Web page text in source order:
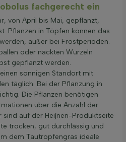
fachgerecht ein
von April bis Mai, gepflanzt,
Pflanzen in Töpfen können das
außer bei Frostperioden.
oder nackten Wurzeln
gepflanzt werden.
sonnigen Standort mit
täglich. Bei der Pflanzung in
Die Pflanzen benötigen
über die Anzahl der
auf der Heijnen-Produktseite
trocken, gut durchlässig und
dem Tautropfengras ideale